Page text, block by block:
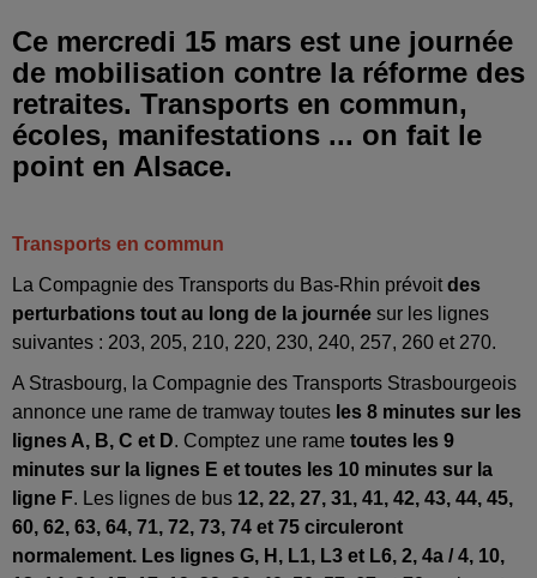
Ce mercredi 15 mars est une journée
de mobilisation contre la réforme des
retraites. Transports en commun,
écoles, manifestations ... on fait le
point en Alsace.
Transports en commun
La Compagnie des Transports du Bas-Rhin prévoitdes
perturbations tout au long de la journée sur les lignes
suivantes : 203, 205, 210, 220, 230, 240, 257, 260 et 270.
A Strasbourg, la Compagnie des Transports Strasbourgeois
annonce une rame de tramway toutes les 8 minutes sur les
lignes A, B, C et D. Comptez une rame toutes les 9
minutes sur la lignes E et toutes les 10 minutes sur la
ligne F. Les lignes de bus 12, 22, 27, 31, 41, 42, 43, 44, 45,
60, 62, 63, 64, 71, 72, 73, 74 et 75 circuleront
normalement. Les lignes G, H, L1, L3 et L6, 2, 4a / 4, 10,